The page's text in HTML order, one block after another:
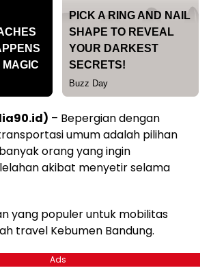
– Bepergian dengan
umum adalah pilihan
orang yang ingin
akibat menyetir selama
yang populer untuk mobilitas
travel Kebumen Bandung.
Ads